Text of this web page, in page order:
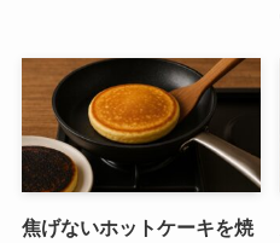
焦げないホットケーキを焼